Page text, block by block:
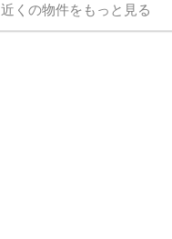
近くの物件をもっと見る